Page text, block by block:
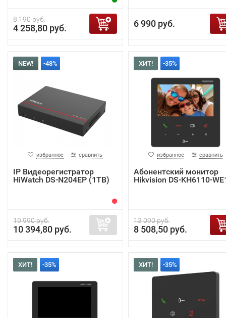
8 190 руб.
4 258,80 руб. 6 990 руб.
NEW! -48%
избранное сравнить
IP Видеорегистратор
HiWatch DS-N204EP (1TB)
19 990 руб.
10 394,80 руб.
ХИТ! -35%
избранное сравнить
Абонентский монитор
Hikvision DS-KH6110-
13 090 руб.
8 508,50 руб.
ХИТ! -35% ХИТ! -35%